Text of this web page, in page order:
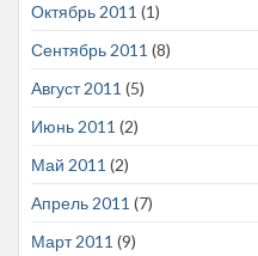
Октябрь 2011 (1)
Сентябрь 2011 (8)
Август 2011 (5)
Июнь 2011 (2)
Май 2011 (2)
Апрель 2011 (7)
Март 2011 (9)